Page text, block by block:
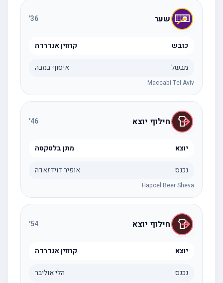
שער 36
'
כובש קרווין אנדרדה
מבשל איסוף במבה
Maccabi Tel Aviv
חילוף יוצא 46
'
יוצא מתן בלטקסה
נכנס אופיר דוידזאדה
Hapoel Beer Sheva
חילוף יוצא 54
'
יוצא קרווין אנדרדה
נכנס הלי אוליבר